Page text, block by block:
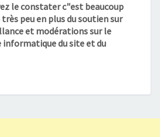
le constater c"est beaucoup
peu en plus du soutien sur
et modérations sur le
du site et du